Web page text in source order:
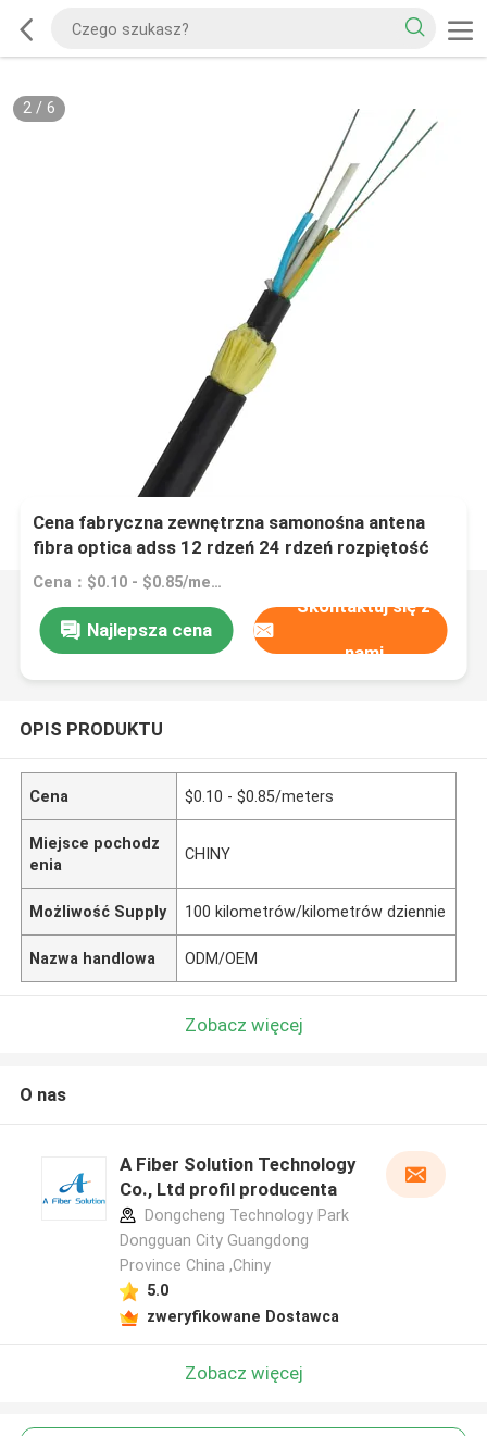
2/ 6
Cena fabryczna zewnętrzna samonośna antena
fibra optica adss 12 rdzeń 24 rdzeń rozpiętość
100m kabel światłowodowy adss
Cena：$0.10 - $0.85/meters
Najlepsza cena
Skontaktuj się z
nami
OPIS PRODUKTU
Cena $0.10 - $0.85/meters
Miejsce pochodz
enia
CHINY
Możliwość Supply 100 kilometrów/kilometrów dziennie
Nazwa handlowa ODM/OEM
Zobacz więcej
O nas
A Fiber Solution Technology
Co., Ltd profil producenta
Dongcheng Technology Park
Dongguan City Guangdong
Province China ,Chiny
5.0
zweryfikowane Dostawca
Zobacz więcej